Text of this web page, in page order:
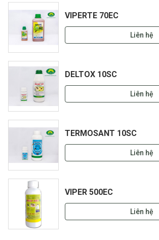
VIPERTE 70EC
Liên hệ
DELTOX 10SC
Liên hệ
TERMOSANT 10SC
Liên hệ
VIPER 500EC
Liên hệ